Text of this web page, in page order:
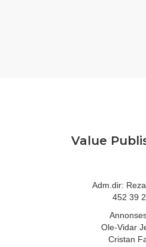
Value
Adm.dir:
452 39
Ole-Vidar
Cristan